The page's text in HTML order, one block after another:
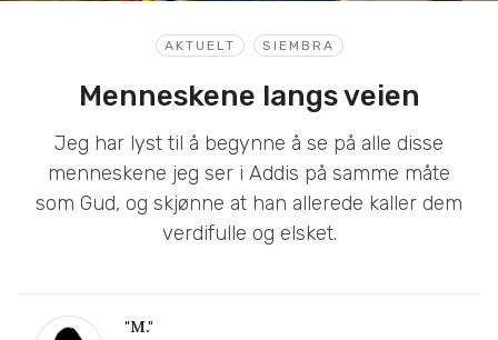
AKTUELT SIEMBRA
Menneskene langs veien
Jeg har lyst til å begynne å se på alle disse
menneskene jeg ser i Addis på samme måte
som Gud, og skjønne at han allerede kaller dem
verdifulle og elsket.
"M."